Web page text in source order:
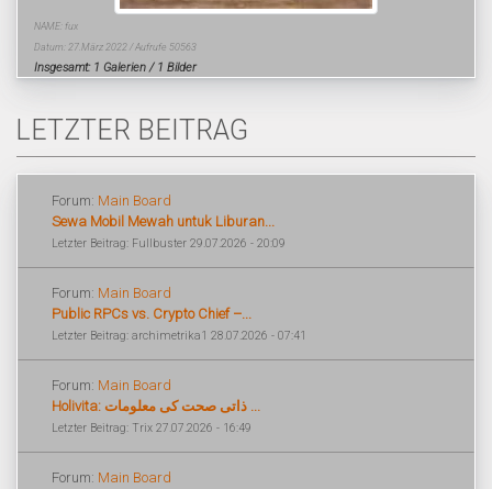
NAME: fux
Datum: 27.März 2022 / Aufrufe 50563
Insgesamt: 1 Galerien / 1 Bilder
LETZTER BEITRAG
Forum: Main Board
Sewa Mobil Mewah untuk Liburan...
Letzter Beitrag: Fullbuster 29.07.2026 - 20:09
Forum: Main Board
Public RPCs vs. Crypto Chief –...
Letzter Beitrag: archimetrika1 28.07.2026 - 07:41
Forum: Main Board
Holivita: ذاتی صحت کی معلومات ...
Letzter Beitrag: Trix 27.07.2026 - 16:49
Forum: Main Board